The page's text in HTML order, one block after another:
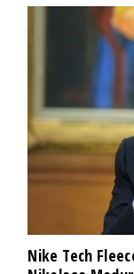
Nike Tech